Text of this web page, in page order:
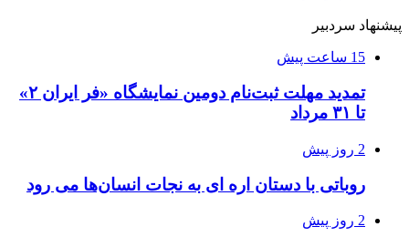
پیشنهاد سردبیر
15 ساعت پیش
تمدید مهلت ثبت‌نام دومین نمایشگاه «فر ایران ۲»
تا ۳۱ مرداد
2 روز پیش
روباتی با دستان اره ای به نجات انسان‌ها می رود
2 روز پیش